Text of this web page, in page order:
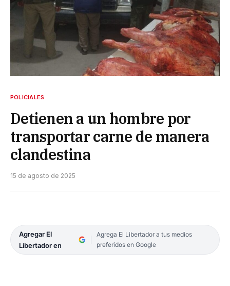
POLICIALES
Detienen a un hombre por
transportar carne de manera
clandestina
15 de agosto de 2025
Agregar El
Libertador en
Agrega El Libertador a tus medios
preferidos en Google